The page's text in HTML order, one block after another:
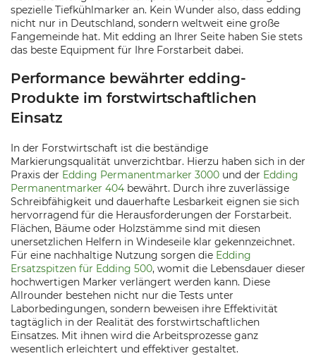
spezielle Tiefkühlmarker an. Kein Wunder also, dass edding
nicht nur in Deutschland, sondern weltweit eine große
Fangemeinde hat. Mit edding an Ihrer Seite haben Sie stets
das beste Equipment für Ihre Forstarbeit dabei.
Performance bewährter edding-
Produkte im forstwirtschaftlichen
Einsatz
In der Forstwirtschaft ist die beständige
Markierungsqualität unverzichtbar. Hierzu haben sich in der
Praxis der Edding Permanentmarker 3000 und der Edding
Permanentmarker 404 bewährt. Durch ihre zuverlässige
Schreibfähigkeit und dauerhafte Lesbarkeit eignen sie sich
hervorragend für die Herausforderungen der Forstarbeit.
Flächen, Bäume oder Holzstämme sind mit diesen
unersetzlichen Helfern in Windeseile klar gekennzeichnet.
Für eine nachhaltige Nutzung sorgen die Edding
Ersatzspitzen für Edding 500, womit die Lebensdauer dieser
hochwertigen Marker verlängert werden kann. Diese
Allrounder bestehen nicht nur die Tests unter
Laborbedingungen, sondern beweisen ihre Effektivität
tagtäglich in der Realität des forstwirtschaftlichen
Einsatzes. Mit ihnen wird die Arbeitsprozesse ganz
wesentlich erleichtert und effektiver gestaltet.